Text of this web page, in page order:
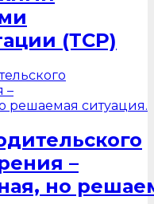
(ТСР)
–
но